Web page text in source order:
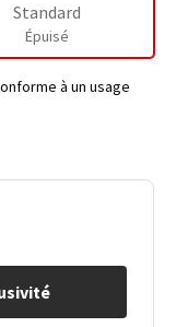
Standard
Épuisé
à un usage